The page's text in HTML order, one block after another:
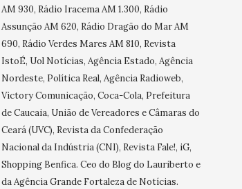
AM 930, Rádio Iracema AM 1.300, Rádio
Assunção AM 620, Rádio Dragão do Mar AM
690, Rádio Verdes Mares AM 810, Revista
IstoÉ, Uol Notícias, Agência Estado, Agência
Nordeste, Política Real, Agência Radioweb,
Victory Comunicação, Coca-Cola, Prefeitura
de Caucaia, União de Vereadores e Câmaras do
Ceará (UVC), Revista da Confederação
Nacional da Indústria (CNI), Revista Fale!, iG,
Shopping Benfica. Ceo do Blog do Lauriberto e
da Agência Grande Fortaleza de Notícias.